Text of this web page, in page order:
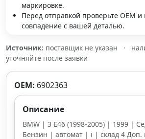
маркировке.
Перед отправкой проверьте OEM и
совпадение с вашей деталью.
Источник: поставщик не указан ·
уточняйте после заявки
OEM: 6902363
Описание
BMW | 3 E46 (1998-2005) | 1999 |
Бензин | автомат | i | склад 4 Доп.